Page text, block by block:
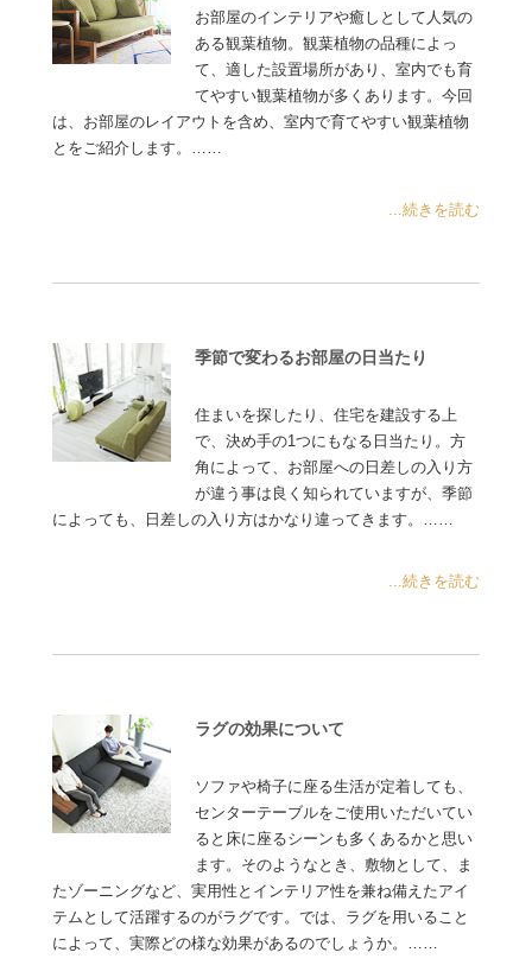
お部屋のインテリアや癒しとして人気の
ある観葉植物。観葉植物の品種によっ
て、適した設置場所があり、室内でも育
てやすい観葉植物が多くあります。今回
は、お部屋のレイアウトを含め、室内で育てやすい観葉植物
とをご紹介します。……
...続きを読む
季節で変わるお部屋の日当たり
住まいを探したり、住宅を建設する上
で、決め手の1つにもなる日当たり。方
角によって、お部屋への日差しの入り方
が違う事は良く知られていますが、季節
によっても、日差しの入り方はかなり違ってきます。……
...続きを読む
ラグの効果について
ソファや椅子に座る生活が定着しても、
センターテーブルをご使用いただいてい
ると床に座るシーンも多くあるかと思い
ます。そのようなとき、敷物として、ま
たゾーニングなど、実用性とインテリア性を兼ね備えたアイ
テムとして活躍するのがラグです。では、ラグを用いること
によって、実際どの様な効果があるのでしょうか。……